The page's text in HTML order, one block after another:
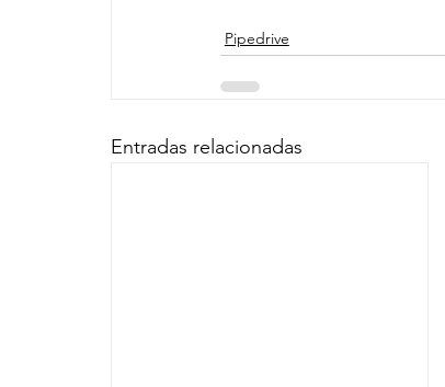
Pipedrive
Entradas relacionadas